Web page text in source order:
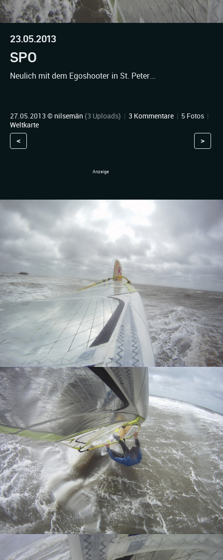
23.05.2013
SPO
Neulich mit dem Egoshooter in St. Peter...
27.05.2013 © nilsemän (3 Uploads) | 3 Kommentare | 5 Fotos |
Weltkarte
< >